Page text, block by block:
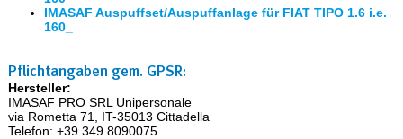
IMASAF Auspuffset/Auspuffanlage für FIAT TIPO 1.6 i.e.
160_
Pflichtangaben gem. GPSR:
Hersteller:
IMASAF PRO SRL Unipersonale
via Rometta 71, IT-35013 Cittadella
Telefon: +39 349 8090075